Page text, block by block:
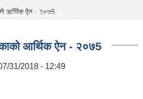
शिक्षक सरुवा सम्बन्धमा ।।।
आर्थिक ऐन - २०७5
आर्थिक ऐन - २०७5
31/2018 - 12:49